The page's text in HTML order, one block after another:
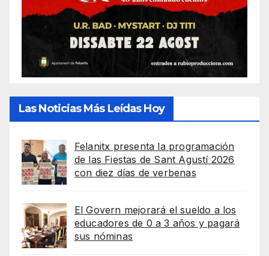
Las Noticias Más Leídas Hoy
Felanitx presenta la programación
de las Fiestas de Sant Agustí 2026
con diez días de verbenas
El Govern mejorará el sueldo a los
educadores de 0 a 3 años y pagará
sus nóminas